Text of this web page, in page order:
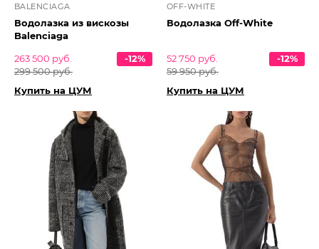
BALENCIAGA
Водолазка из вискозы
Balenciaga
263 500 руб.
299 500 руб.
-12%
Купить на ЦУМ
OFF-WHITE
Водолазка Off-White
52 750 руб.
59 950 руб.
-12%
Купить на ЦУМ